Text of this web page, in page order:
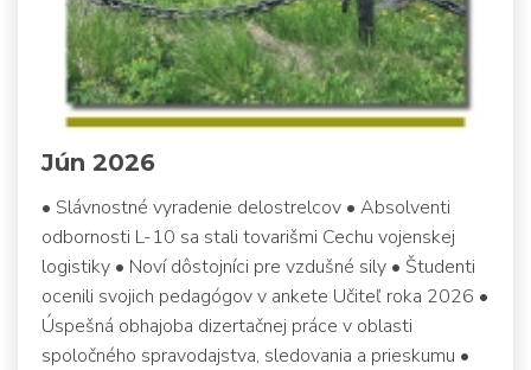
Jún 2026
• Slávnostné vyradenie delostrelcov • Absolventi
odbornosti L-10 sa stali tovarišmi Cechu vojenskej
logistiky • Noví dôstojníci pre vzdušné sily • Študenti
ocenili svojich pedagógov v ankete Učiteľ roka 2026 •
Úspešná obhajoba dizertačnej práce v oblasti
spoločného spravodajstva, sledovania a prieskumu •